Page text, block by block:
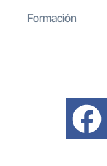
Formación